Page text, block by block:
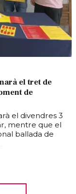
el tret de
de
el divendres 3
mentre que el
ballada de